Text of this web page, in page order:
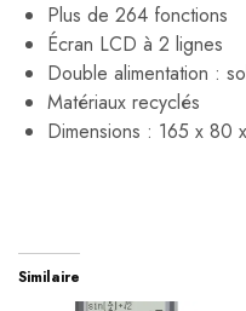
Plus de 264 fonctions
Écran LCD à 2 lignes
Double alimentation :
Matériaux recyclés
Dimensions : 165 x 80
Similaire